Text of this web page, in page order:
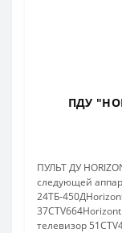
ПДУ
ПУЛЬТ ДУ
следующей
24ТБ-
телевизор